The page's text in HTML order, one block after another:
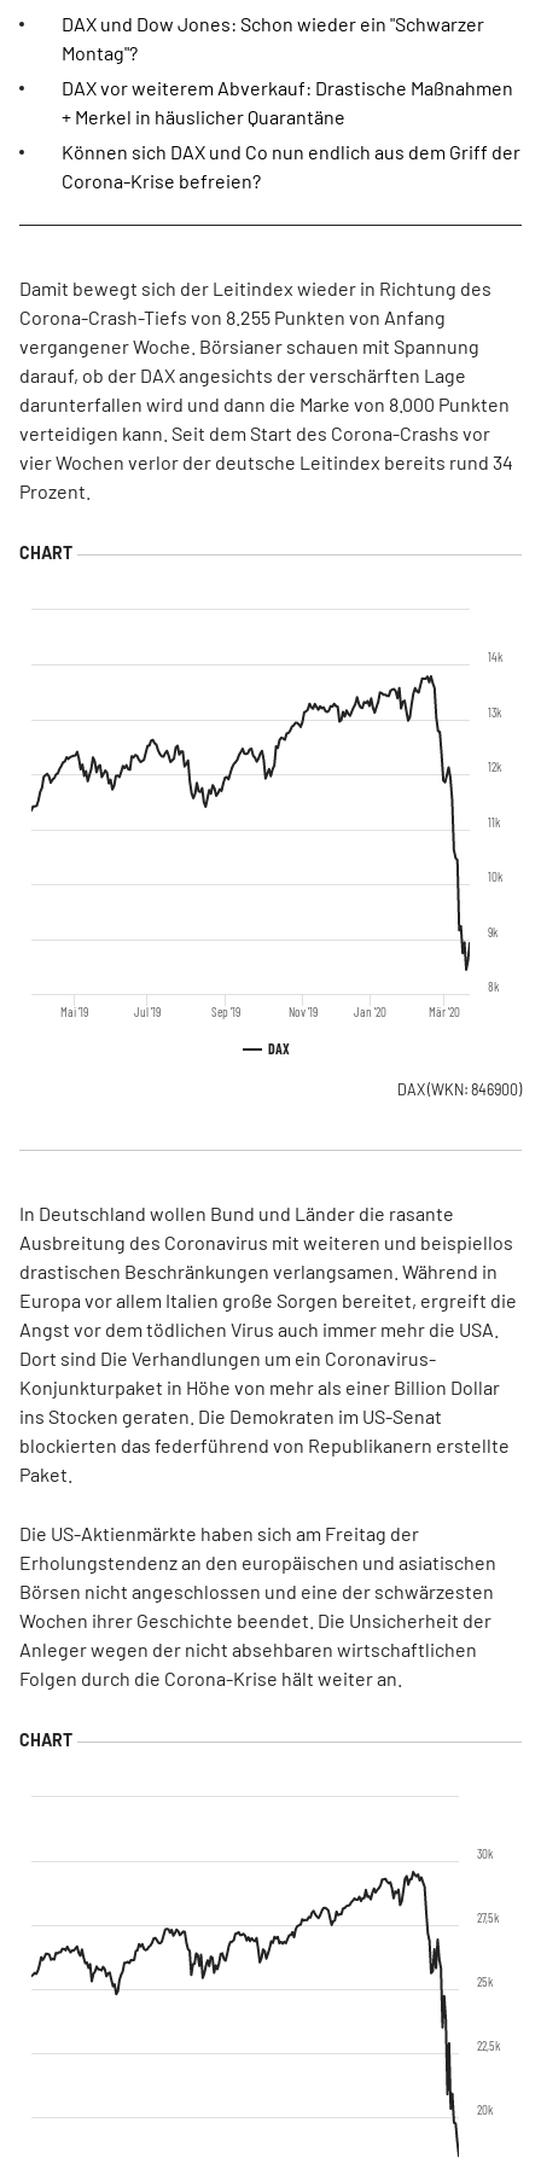
DAX und Dow Jones: Schon wieder ein "Schwarzer
Montag"?
DAX vor weiterem Abverkauf: Drastische Maßnahmen
+ Merkel in häuslicher Quarantäne
Können sich DAX und Co nun endlich aus dem Griff der
Corona-Krise befreien?
Damit bewegt sich der Leitindex wieder in Richtung des
Corona-Crash-Tiefs von 8.255 Punkten von Anfang
vergangener Woche. Börsianer schauen mit Spannung
darauf, ob der DAX angesichts der verschärften Lage
darunterfallen wird und dann die Marke von 8.000 Punkten
verteidigen kann. Seit dem Start des Corona-Crashs vor
vier Wochen verlor der deutsche Leitindex bereits rund 34
Prozent.
DAX
Mai '19 Jul '19 Sep '19 Nov '19 Jan '20 Mär '20
8k
9k
10k
11k
12k
13k
14k
DAX(WKN: 846900)
In Deutschland wollen Bund und Länder die rasante
Ausbreitung des Coronavirus mit weiteren und beispiellos
drastischen Beschränkungen verlangsamen. Während in
Europa vor allem Italien große Sorgen bereitet, ergreift die
Angst vor dem tödlichen Virus auch immer mehr die USA.
Dort sind Die Verhandlungen um ein Coronavirus-
Konjunkturpaket in Höhe von mehr als einer Billion Dollar
ins Stocken geraten. Die Demokraten im US-Senat
blockierten das federführend von Republikanern erstellte
Paket.
Die US-Aktienmärkte haben sich am Freitag der
Erholungstendenz an den europäischen und asiatischen
Börsen nicht angeschlossen und eine der schwärzesten
Wochen ihrer Geschichte beendet. Die Unsicherheit der
Anleger wegen der nicht absehbaren wirtschaftlichen
Folgen durch die Corona-Krise hält weiter an.
20k
22,5k
25k
27,5k
30k